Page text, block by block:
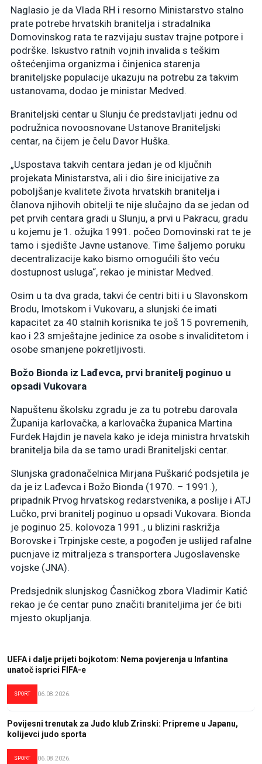
Naglasio je da Vlada RH i resorno Ministarstvo stalno
prate potrebe hrvatskih branitelja i stradalnika
Domovinskog rata te razvijaju sustav trajne potpore i
podrške. Iskustvo ratnih vojnih invalida s teškim
oštećenjima organizma i činjenica starenja
braniteljske populacije ukazuju na potrebu za takvim
ustanovama, dodao je ministar Medved.
Braniteljski centar u Slunju će predstavljati jednu od
podružnica novoosnovane Ustanove Braniteljski
centar, na čijem je čelu Davor Huška.
„Uspostava takvih centara jedan je od ključnih
projekata Ministarstva, ali i dio šire inicijative za
poboljšanje kvalitete života hrvatskih branitelja i
članova njihovih obitelji te nije slučajno da se jedan od
pet prvih centara gradi u Slunju, a prvi u Pakracu, gradu
u kojemu je 1. ožujka 1991. počeo Domovinski rat te je
tamo i sjedište Javne ustanove. Time šaljemo poruku
decentralizacije kako bismo omogućili što veću
dostupnost usluga“, rekao je ministar Medved.
Osim u ta dva grada, takvi će centri biti i u Slavonskom
Brodu, Imotskom i Vukovaru, a slunjski će imati
kapacitet za 40 stalnih korisnika te još 15 povremenih,
kao i 23 smještajne jedinice za osobe s invaliditetom i
osobe smanjene pokretljivosti.
Božo Bionda iz Lađevca, prvi branitelj poginuo u
opsadi Vukovara
Napuštenu školsku zgradu je za tu potrebu darovala
Županija karlovačka, a karlovačka županica Martina
Furdek Hajdin je navela kako je ideja ministra hrvatskih
branitelja bila da se tamo uradi Braniteljski centar.
Slunjska gradonačelnica Mirjana Puškarić podsjetila je
da je iz Lađevca i Božo Bionda (1970. – 1991.),
pripadnik Prvog hrvatskog redarstvenika, a poslije i ATJ
Lučko, prvi branitelj poginuo u opsadi Vukovara. Bionda
je poginuo 25. kolovoza 1991., u blizini raskrižja
Borovske i Trpinjske ceste, a pogođen je uslijed rafalne
pucnjave iz mitraljeza s transportera Jugoslavenske
vojske (JNA).
Predsjednik slunjskog Ćasničkog zbora Vladimir Katić
rekao je će centar puno značiti braniteljima jer će biti
mjesto okupljanja.
UEFA i dalje prijeti bojkotom: Nema povjerenja u Infantina
unatoč isprici FIFA-e
SPORT 06.08.2026.
Povijesni trenutak za Judo klub Zrinski: Pripreme u Japanu,
kolijevci judo sporta
SPORT 06.08.2026.